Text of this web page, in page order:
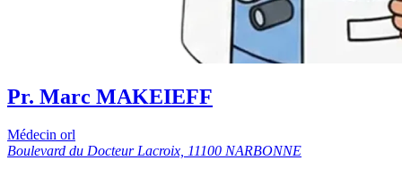
Pr. Marc MAKEIEFF
Médecin orl
Boulevard du Docteur Lacroix, 11100 NARBONNE